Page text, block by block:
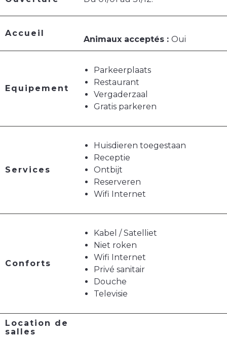
Accueil
Animaux acceptés : Oui
Equipement
Parkeerplaats
Restaurant
Vergaderzaal
Gratis parkeren
Services
Huisdieren toegestaan
Receptie
Ontbijt
Reserveren
Wifi Internet
Conforts
Kabel / Satelliet
Niet roken
Wifi Internet
Privé sanitair
Douche
Televisie
Location de
salles